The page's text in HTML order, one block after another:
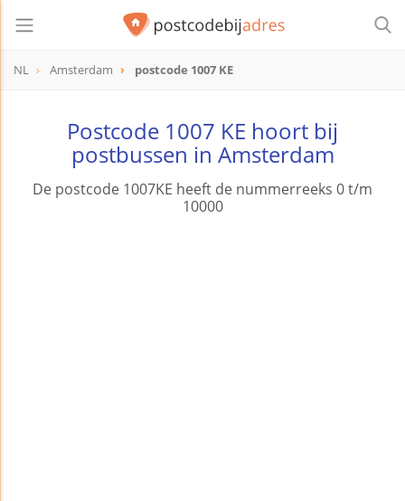
NL Amsterdam postcode 1007 KE
Postcode 1007 KE hoort bij
postbussen in Amsterdam
De postcode 1007KE heeft de nummerreeks 0 t/m
10000